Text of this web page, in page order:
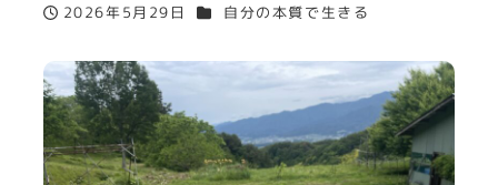
投稿日
2026年5月29日 カテゴリー
自分の本質で生きる